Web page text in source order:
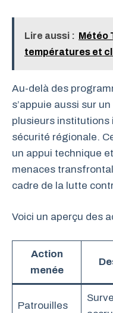
Lire aussi : Météo
températures et
Au-delà des
s’appuie aussi sur
plusieurs institutions
sécurité régionale.
un appui technique
menaces
cadre de la lutte
Voici un aperçu des
Action
menée
Patrouilles